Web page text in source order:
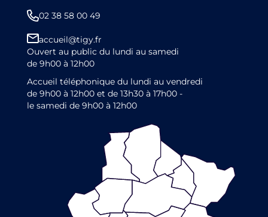
02 38 58 00 49
accueil@tigy.fr
Ouvert au public du lundi au samedi
de 9h00 à 12h00
Accueil téléphonique du lundi au vendredi
de 9h00 à 12h00 et de 13h30 à 17h00 -
le samedi de 9h00 à 12h00